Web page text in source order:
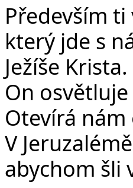
Především
který jde s
Ježíše Krista.
On
Otevírá nám
V
abychom šli